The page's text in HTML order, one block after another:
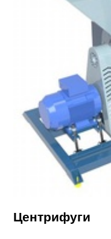
Центрифуги